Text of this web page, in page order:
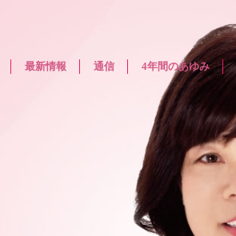
最新情報 通信 4年間のあゆみ